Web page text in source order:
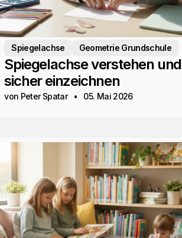
Spiegelachse Geometrie Grundschule
Spiegelachse verstehen und
sicher einzeichnen
von Peter Spatar 05. Mai 2026